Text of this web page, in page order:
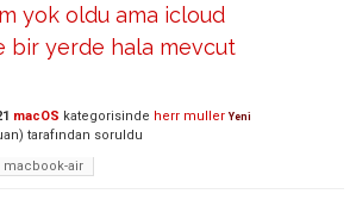
yok oldu ama icloud
bir yerde hala mevcut
macOS kategorisinde herr muller Yeni
tarafından soruldu
macbook-air